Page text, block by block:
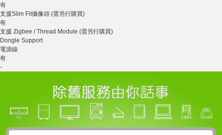
有
支援Slim Fit攝像頭 (需另行購買)
有
支援 Zigbee / Thread Module (需另行購買)
Dongle Support
電源線
有
-